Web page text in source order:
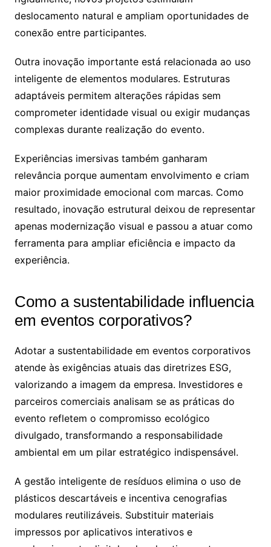
deslocamento natural e ampliam oportunidades de
conexão entre participantes.
Outra inovação importante está relacionada ao uso
inteligente de elementos modulares. Estruturas
adaptáveis permitem alterações rápidas sem
comprometer identidade visual ou exigir mudanças
complexas durante realização do evento.
Experiências imersivas também ganharam
relevância porque aumentam envolvimento e criam
maior proximidade emocional com marcas. Como
resultado, inovação estrutural deixou de representar
apenas modernização visual e passou a atuar como
ferramenta para ampliar eficiência e impacto da
experiência.
Como a sustentabilidade influencia
em eventos corporativos?
Adotar a sustentabilidade em eventos corporativos
atende às exigências atuais das diretrizes ESG,
valorizando a imagem da empresa. Investidores e
parceiros comerciais analisam se as práticas do
evento refletem o compromisso ecológico
divulgado, transformando a responsabilidade
ambiental em um pilar estratégico indispensável.
A gestão inteligente de resíduos elimina o uso de
plásticos descartáveis e incentiva cenografias
modulares reutilizáveis. Substituir materiais
impressos por aplicativos interativos e